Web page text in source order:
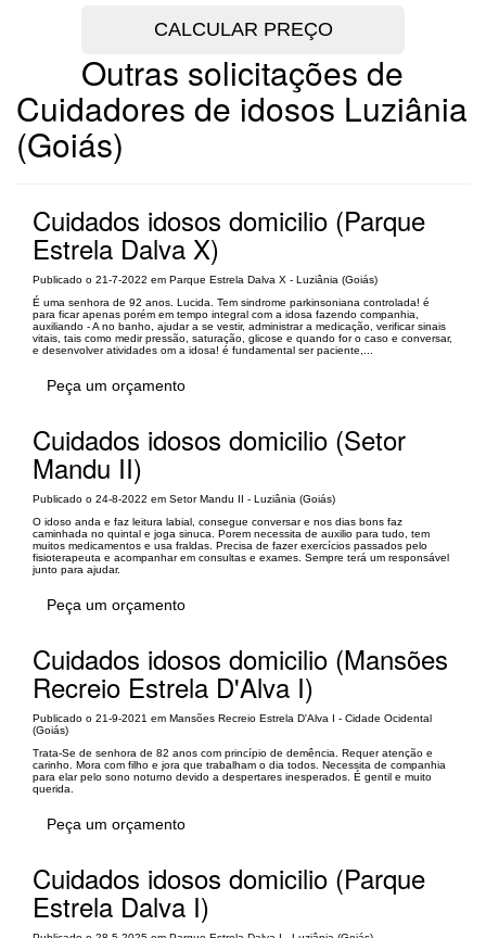
Outras solicitações de
Cuidadores de idosos Luziânia
(Goiás)
Cuidados idosos domicilio (Parque
Estrela Dalva X)
Publicado o 21-7-2022 em Parque Estrela Dalva X - Luziânia (Goiás)
É uma senhora de 92 anos. Lucida. Tem sindrome parkinsoniana controlada! é
para ficar apenas porém em tempo integral com a idosa fazendo companhia,
auxiliando - A no banho, ajudar a se vestir, administrar a medicação, verificar sinais
vitais, tais como medir pressão, saturação, glicose e quando for o caso e conversar,
e desenvolver atividades om a idosa! é fundamental ser paciente,...
Peça um orçamento
Cuidados idosos domicilio (Setor
Mandu II)
Publicado o 24-8-2022 em Setor Mandu II - Luziânia (Goiás)
O idoso anda e faz leitura labial, consegue conversar e nos dias bons faz
caminhada no quintal e joga sinuca. Porem necessita de auxilio para tudo, tem
muitos medicamentos e usa fraldas. Precisa de fazer exercícios passados pelo
fisioterapeuta e acompanhar em consultas e exames. Sempre terá um responsável
junto para ajudar.
Peça um orçamento
Cuidados idosos domicilio (Mansões
Recreio Estrela D'Alva I)
Publicado o 21-9-2021 em Mansões Recreio Estrela D'Alva I - Cidade Ocidental
(Goiás)
Trata-Se de senhora de 82 anos com princípio de demência. Requer atenção e
carinho. Mora com filho e jora que trabalham o dia todos. Necessita de companhia
para elar pelo sono noturno devido a despertares inesperados. É gentil e muito
querida.
Peça um orçamento
Cuidados idosos domicilio (Parque
Estrela Dalva I)